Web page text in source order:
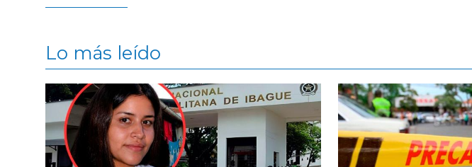
Lo más leído
Contenido multimedia principal Contenido multimedia